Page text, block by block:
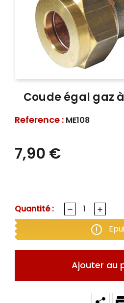
Coude égal gaz
Reference : ME108
7,90 €
Quantité :
Ajouter au